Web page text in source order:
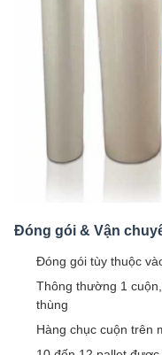
Đóng gói & Vận
Đóng gói tùy thuộc
Thông thường 1
thùng
Hàng chục cuộn trên